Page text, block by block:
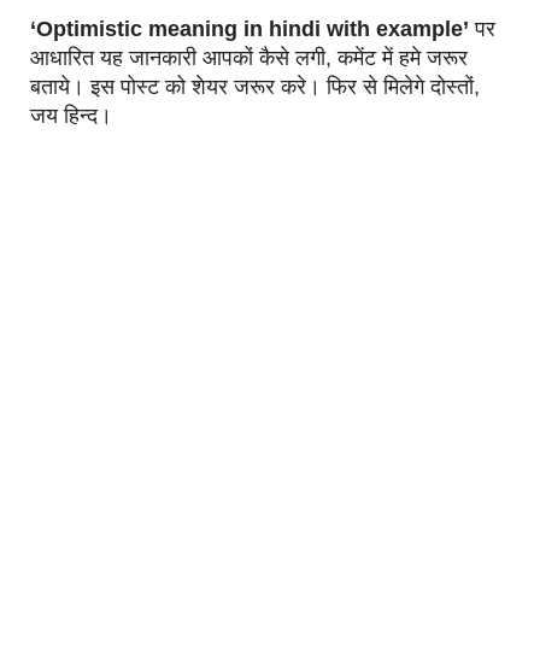
‘Optimistic meaning in hindi with example’ पर
आधारित यह जानकारी आपकों कैसे लगी, कमेंट में हमे जरूर
बताये। इस पोस्ट को शेयर जरूर करे। फिर से मिलेगे दोस्तों,
जय हिन्द।